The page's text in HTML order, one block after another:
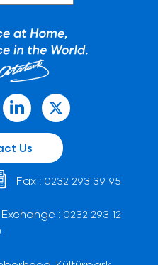
Us
Fax : 0232 293 39 95
: 0232 293 12